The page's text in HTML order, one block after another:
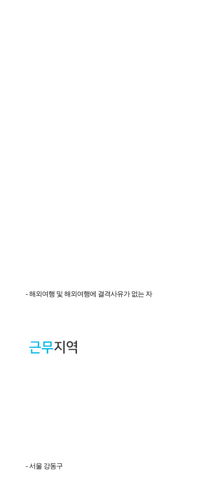
- 해외여행 및 해외여행에 결격사유가 없는 자
- 서울 강동구